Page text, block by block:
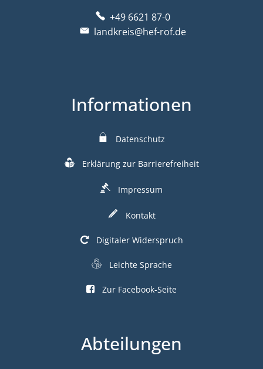
+49 6621 87-0
landkreis@hef-rof.de
Informationen
Datenschutz
Erklärung zur Barrierefreiheit
Impressum
Kontakt
Digitaler Widerspruch
Leichte Sprache
Zur Facebook-Seite
Abteilungen